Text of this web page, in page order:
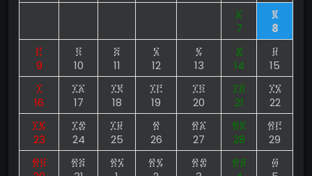
፩
7
፪
8
፫
9
፬
10
፭
11
፮
12
፯
13
፰
14
፱
15
፲
16
፲፩
17
፲፪
18
፲፫
19
፲፬
20
፲፭
21
፲፮
22
፲፯
23
፲፰
24
፲፱
25
፳
26
፳፩
27
፳፪
28
፳፫
29
፳፬
፳፭
፳፮
፳፯
፳፰
፳፱
፴